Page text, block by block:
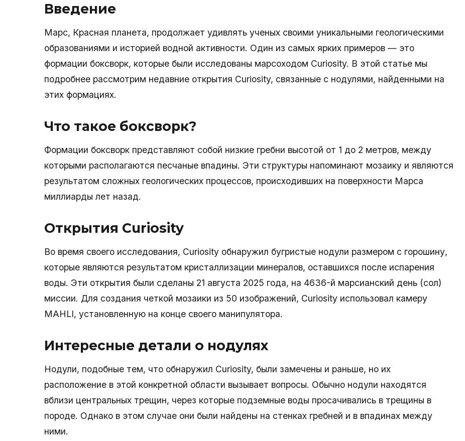
Введение
Марс, Красная планета, продолжает удивлять ученых своими уникальными геологическими
образованиями и историей водной активности. Один из самых ярких примеров — это
формации боксворк, которые были исследованы марсоходом Curiosity. В этой статье мы
подробнее рассмотрим недавние открытия Curiosity, связанные с нодулями, найденными на
этих формациях.
Что такое боксворк?
Формации боксворк представляют собой низкие гребни высотой от 1 до 2 метров, между
которыми располагаются песчаные впадины. Эти структуры напоминают мозаику и являются
результатом сложных геологических процессов, происходивших на поверхности Марса
миллиарды лет назад.
Открытия Curiosity
Во время своего исследования, Curiosity обнаружил бугристые нодули размером с горошину,
которые являются результатом кристаллизации минералов, оставшихся после испарения
воды. Эти открытия были сделаны 21 августа 2025 года, на 4636-й марсианский день (сол)
миссии. Для создания четкой мозаики из 50 изображений, Curiosity использовал камеру
MAHLI, установленную на конце своего манипулятора.
Интересные детали о нодулях
Нодули, подобные тем, что обнаружил Curiosity, были замечены и раньше, но их
расположение в этой конкретной области вызывает вопросы. Обычно нодули находятся
вблизи центральных трещин, через которые подземные воды просачивались в трещины в
породе. Однако в этом случае они были найдены на стенках гребней и в впадинах между
ними.